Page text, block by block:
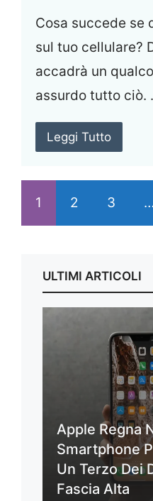
Cosa succede
sul tuo cellulare?
accadrà un
assurdo tutto ciò.
Leggi Tutto
1 2 3 …
ULTIMI ARTICOLI
Apple Regna
Smartphone
Un Terzo Dei
Fascia Alta